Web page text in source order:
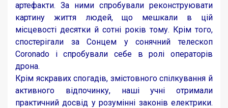
артефакти. За ними спробували реконструювати
картину життя людей, що мешкали в цій
місцевості десятки й сотні років тому. Крім того,
спостерігали за Сонцем у сонячний телескоп
Coronado і спробували себе в ролі операторів
дрона.
Крім яскравих спогадів, змістовного спілкування й
активного відпочинку, наші учні отримали
практичний досвід у розумінні законів електрики.